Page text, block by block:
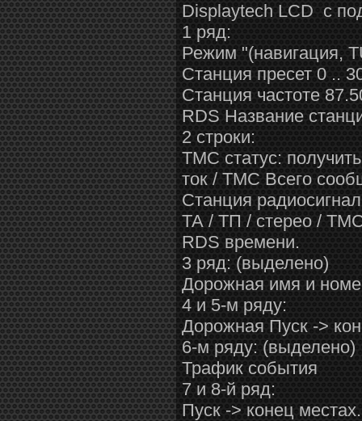
Displaytech LCD с
1 ряд:
Режим "(навигация,
Станция пресет 0 ..
Станция частоте
RDS Название
2 строки:
TMC статус:
ток / TMC Всего
Станция
ТА / ТП / стерео /
RDS времени.
3 ряд: (выделено)
Дорожная имя и
4 и 5-м ряду:
Дорожная Пуск ->
6-м ряду: (выделено)
Трафик события
7 и 8-й ряд:
Пуск -> конeц местах.